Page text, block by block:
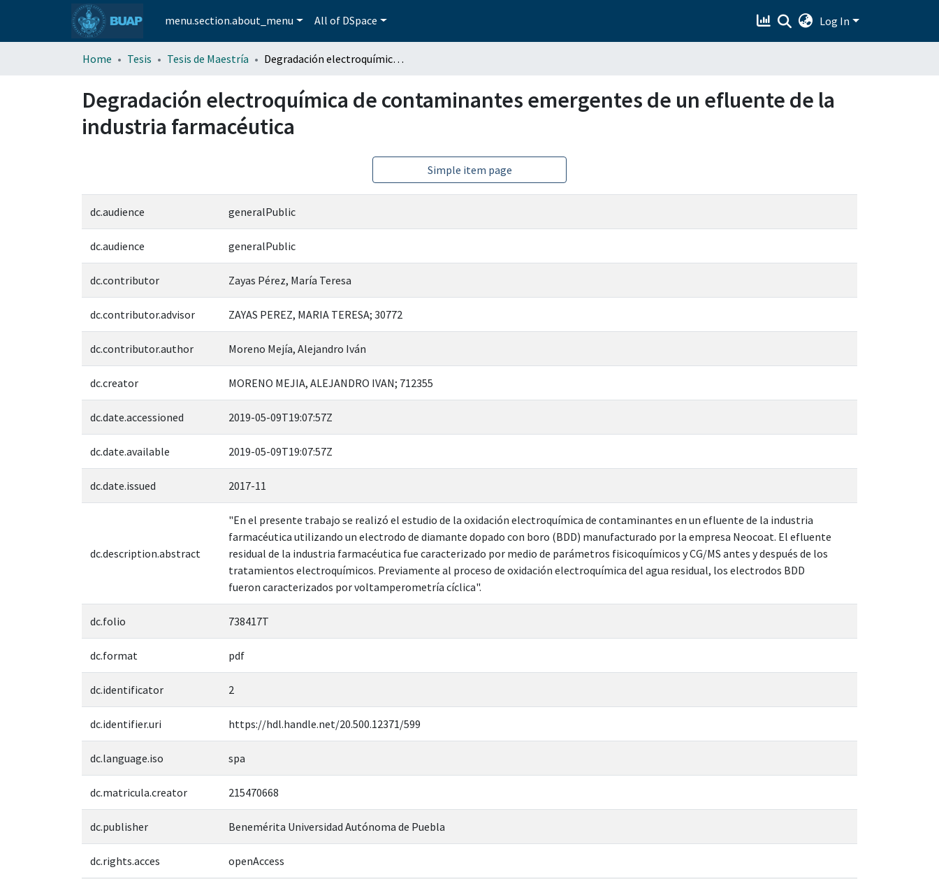
menu.section.about_menu All of DSpace Log In
Home Tesis Tesis de Maestría Degradación electroquímica de contaminantes emergentes de un efluente de la industria farmacéutica
Degradación electroquímica de contaminantes emergentes de un efluente de la
industria farmacéutica
Simple item page
dc.audience generalPublic
dc.audience generalPublic
dc.contributor Zayas Pérez, María Teresa
dc.contributor.advisor ZAYAS PEREZ, MARIA TERESA; 30772
dc.contributor.author Moreno Mejía, Alejandro Iván
dc.creator MORENO MEJIA, ALEJANDRO IVAN; 712355
dc.date.accessioned 2019-05-09T19:07:57Z
dc.date.available 2019-05-09T19:07:57Z
dc.date.issued 2017-11
dc.description.abstract
"En el presente trabajo se realizó el estudio de la oxidación electroquímica de contaminantes en un efluente de la industria
farmacéutica utilizando un electrodo de diamante dopado con boro (BDD) manufacturado por la empresa Neocoat. El efluente
residual de la industria farmacéutica fue caracterizado por medio de parámetros fisicoquímicos y CG/MS antes y después de los
tratamientos electroquímicos. Previamente al proceso de oxidación electroquímica del agua residual, los electrodos BDD
fueron caracterizados por voltamperometría cíclica".
dc.folio 738417T
dc.format pdf
dc.identificator 2
dc.identifier.uri https://hdl.handle.net/20.500.12371/599
dc.language.iso spa
dc.matricula.creator 215470668
dc.publisher Benemérita Universidad Autónoma de Puebla
dc.rights.acces openAccess